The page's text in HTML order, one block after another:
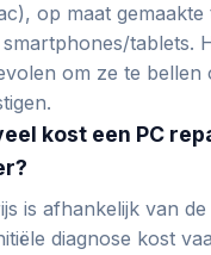
op maat gemaakte
smartphones/tablets.
om ze te bellen
kost een PC
is afhankelijk van
diagnose kost